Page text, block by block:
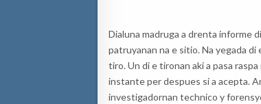
Dialuna madruga a drenta informe
patruyanan na e sitio. Na yegada
tiro. Un di e tironan aki a pasa
instante per despues si a acepta.
investigadornan technico y